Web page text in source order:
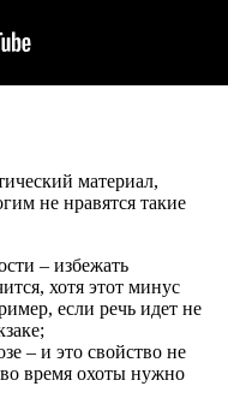
материал,
не нравятся такие
– избежать
хотя этот минус
если речь идет не
– и это свойство не
время охоты нужно